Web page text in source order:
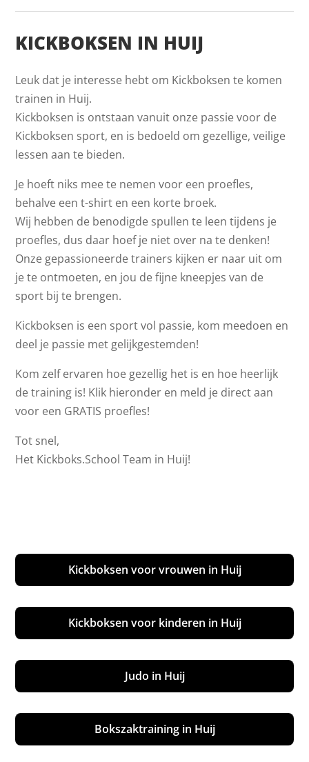
KICKBOKSEN IN HUIJ
Leuk dat je interesse hebt om Kickboksen te komen
trainen in Huij.
Kickboksen is ontstaan vanuit onze passie voor de
Kickboksen sport, en is bedoeld om gezellige, veilige
lessen aan te bieden.
Je hoeft niks mee te nemen voor een proefles,
behalve een t-shirt en een korte broek.
Wij hebben de benodigde spullen te leen tijdens je
proefles, dus daar hoef je niet over na te denken!
Onze gepassioneerde trainers kijken er naar uit om
je te ontmoeten, en jou de fijne kneepjes van de
sport bij te brengen.
Kickboksen is een sport vol passie, kom meedoen en
deel je passie met gelijkgestemden!
Kom zelf ervaren hoe gezellig het is en hoe heerlijk
de training is! Klik hieronder en meld je direct aan
voor een GRATIS proefles!
Tot snel,
Het Kickboks.School Team in Huij!
Kickboksen voor vrouwen in Huij
Kickboksen voor kinderen in Huij
Judo in Huij
Bokszaktraining in Huij